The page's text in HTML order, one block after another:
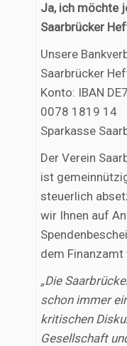
Ja, ich möchte
Saarbrücker
Unsere
Saarbrücker
Konto: IBAN
0078 1819 14
Sparkasse
Der Verein
ist
steuerlich
wir Ihnen auf
dem Finanzamt
„Die
schon immer
kritischen
Gesellschaft